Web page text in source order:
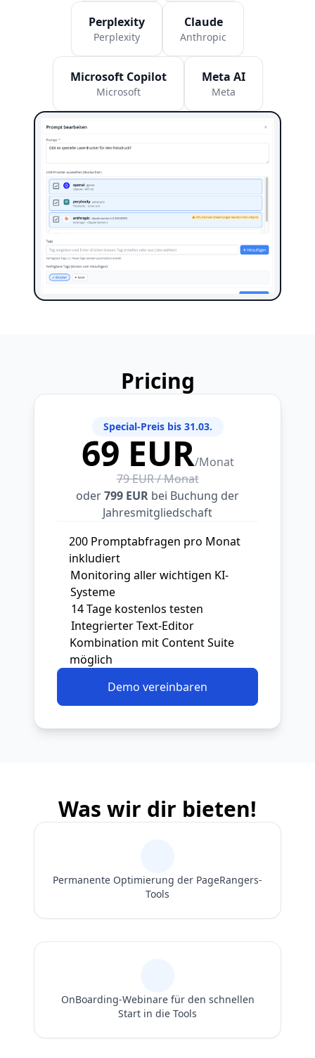
Perplexity
Perplexity
Claude
Anthropic
Microsoft Copilot
Microsoft
Meta AI
Meta
Pricing
Special-Preis bis 31.03.
69 EUR/Monat
79 EUR / Monat
oder799 EUR bei Buchung der
Jahresmitgliedschaft
200 Promptabfragen pro Monat
inkludiert
Monitoring aller wichtigen KI-
Systeme
14 Tage kostenlos testen
Integrierter Text-Editor
Kombination mit Content Suite
möglich
Demo vereinbaren
Was wir dir bieten!
Permanente Optimierung der PageRangers-
Tools
OnBoarding-Webinare für den schnellen
Start in die Tools